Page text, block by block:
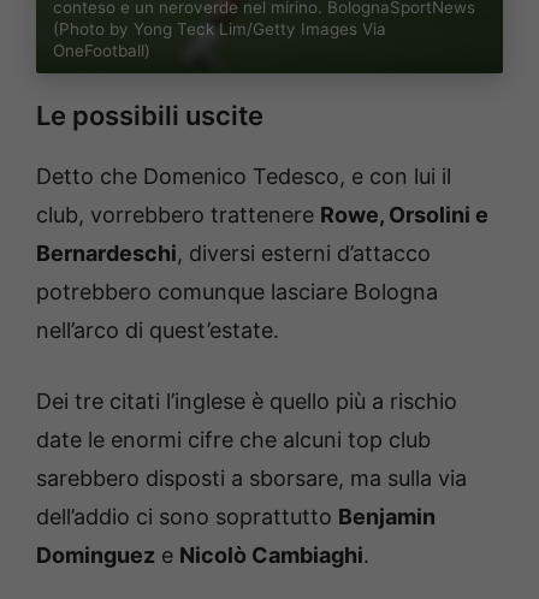
conteso e un neroverde nel mirino. BolognaSportNews
(Photo by Yong Teck Lim/Getty Images Via
OneFootball)
Le possibili uscite
Detto che Domenico Tedesco, e con lui il
club, vorrebbero trattenere Rowe, Orsolini e
Bernardeschi, diversi esterni d’attacco
potrebbero comunque lasciare Bologna
nell’arco di quest’estate.
Dei tre citati l’inglese è quello più a rischio
date le enormi cifre che alcuni top club
sarebbero disposti a sborsare, ma sulla via
dell’addio ci sono soprattutto Benjamin
Dominguez e Nicolò Cambiaghi.